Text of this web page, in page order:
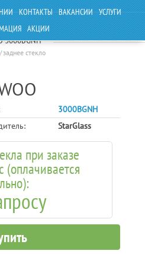
КОНТАКТЫ ВАКАНСИИ УСЛУГИ
АКЦИИ
3000BGNH
/заднее стекло
3000BGNH
StarGlass
при заказе
(оплачивается